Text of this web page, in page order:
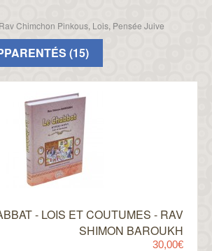
Rav Chimchon Pinkous, Lois, Pensée Juive
(15)
- LOIS ET COUTUMES - RAV
SHIMON BAROUKH
30,00€